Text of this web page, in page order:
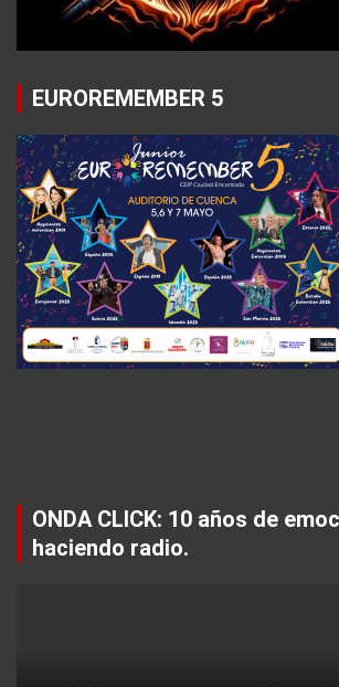
EUROREMEMBER 5
ONDA CLICK: 10 años de
haciendo radio.